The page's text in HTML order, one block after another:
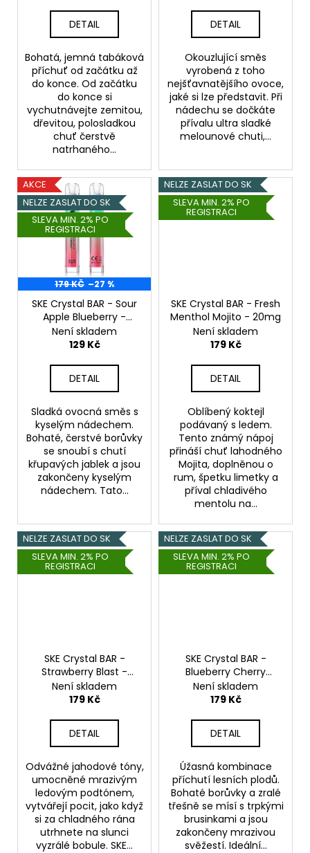
DETAIL
Bohatá, jemná tabáková
příchuť od začátku až
do konce. Od začátku
do konce si
vychutnávejte zemitou,
dřevitou, polosladkou
chuť čerstvě
natrhaného...
DETAIL
Okouzlující směs
vyrobená z toho
nejšťavnatějšího ovoce,
jaké si lze představit. Při
nádechu se dočkáte
přívalu ultra sladké
melounové chuti,...
AKCE
NELZE ZASLAT DO SK
SLEVA MIN. 2% PO
REGISTRACI
179 KČ –27 %
SKE Crystal BAR - Sour
Apple Blueberry -
20mg
Není skladem
129 Kč
DETAIL
Sladká ovocná směs s
kyselým nádechem.
Bohaté, čerstvé borůvky
se snoubí s chutí
křupavých jablek a jsou
zakončeny kyselým
nádechem. Tato...
NELZE ZASLAT DO SK
SLEVA MIN. 2% PO
REGISTRACI
SKE Crystal BAR - Fresh
Menthol Mojito - 20mg
Není skladem
179 Kč
DETAIL
Oblíbený koktejl
podávaný s ledem.
Tento známý nápoj
přináší chuť lahodného
Mojita, doplněnou o
rum, špetku limetky a
příval chladivého
mentolu na...
NELZE ZASLAT DO SK
SLEVA MIN. 2% PO
REGISTRACI
SKE Crystal BAR -
Strawberry Blast -
20mg
Není skladem
179 Kč
DETAIL
Odvážné jahodové tóny,
umocněné mrazivým
ledovým podtónem,
vytvářejí pocit, jako když
si za chladného rána
utrhnete na slunci
vyzrálé bobule. SKE...
NELZE ZASLAT DO SK
SLEVA MIN. 2% PO
REGISTRACI
SKE Crystal BAR -
Blueberry Cherry
Cranberry - 20mg
Není skladem
179 Kč
DETAIL
Úžasná kombinace
příchutí lesních plodů.
Bohaté borůvky a zralé
třešně se mísí s trpkými
brusinkami a jsou
zakončeny mrazivou
svěžestí. Ideální...
HLEDAT
D
o
p
o
u
10ML
11MG
154
Původně: